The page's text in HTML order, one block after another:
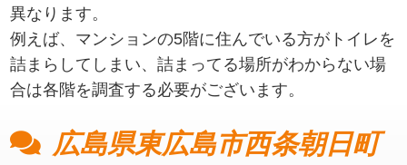
異なります。
例えば、マンションの5階に住んでいる方がトイレを
詰まらしてしまい、詰まってる場所がわからない場
合は各階を調査する必要がございます。
広島県東広島市西条朝日町